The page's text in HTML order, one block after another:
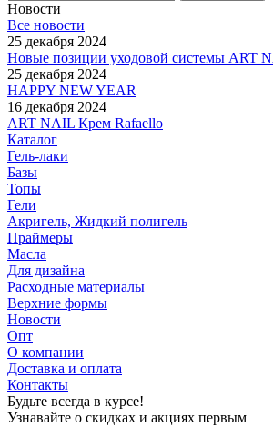
Новости
Все новости
25 декабря 2024
Новые позиции уходовой системы ART
25 декабря 2024
HAPPY NEW YEAR
16 декабря 2024
ART NAIL Крем Rafaello
Каталог
Гель-лаки
Базы
Топы
Гели
Акригель, Жидкий полигель
Праймеры
Масла
Для дизайна
Расходные материалы
Верхние формы
Новости
Опт
О компании
Доставка и оплата
Контакты
Будьте всегда в курсе!
Узнавайте о скидках и акциях первым